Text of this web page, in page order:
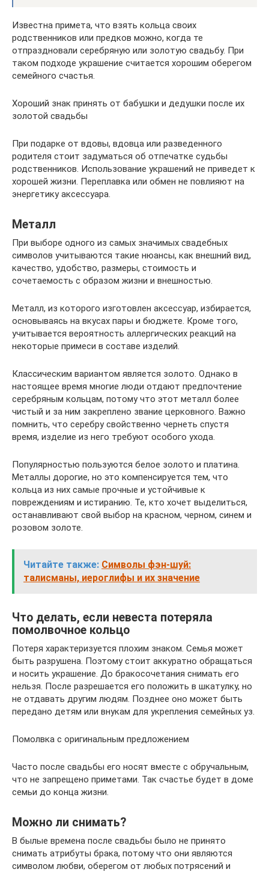
Известна примета, что взять кольца своих
родственников или предков можно, когда те
отпраздновали серебряную или золотую свадьбу. При
таком подходе украшение считается хорошим оберегом
семейного счастья.
Хороший знак принять от бабушки и дедушки после их
золотой свадьбы
При подарке от вдовы, вдовца или разведенного
родителя стоит задуматься об отпечатке судьбы
родственников. Использование украшений не приведет к
хорошей жизни. Переплавка или обмен не повлияют на
энергетику аксессуара.
Металл
При выборе одного из самых значимых свадебных
символов учитываются такие нюансы, как внешний вид,
качество, удобство, размеры, стоимость и
сочетаемость с образом жизни и внешностью.
Металл, из которого изготовлен аксессуар, избирается,
основываясь на вкусах пары и бюджете. Кроме того,
учитывается вероятность аллергических реакций на
некоторые примеси в составе изделий.
Классическим вариантом является золото. Однако в
настоящее время многие люди отдают предпочтение
серебряным кольцам, потому что этот металл более
чистый и за ним закреплено звание церковного. Важно
помнить, что серебру свойственно чернеть спустя
время, изделие из него требуют особого ухода.
Популярностью пользуются белое золото и платина.
Металлы дорогие, но это компенсируется тем, что
кольца из них самые прочные и устойчивые к
повреждениям и истиранию. Те, кто хочет выделиться,
останавливают свой выбор на красном, черном, синем и
розовом золоте.
Читайте также: Символы фэн-шуй:
талисманы, иероглифы и их значение
Что делать, если невеста потеряла
помолвочное кольцо
Потеря характеризуется плохим знаком. Семья может
быть разрушена. Поэтому стоит аккуратно обращаться
и носить украшение. До бракосочетания снимать его
нельзя. После разрешается его положить в шкатулку, но
не отдавать другим людям. Позднее оно может быть
передано детям или внукам для укрепления семейных уз.
Помолвка с оригинальным предложением
Часто после свадьбы его носят вместе с обручальным,
что не запрещено приметами. Так счастье будет в доме
семьи до конца жизни.
Можно ли снимать?
В былые времена после свадьбы было не принято
снимать атрибуты брака, потому что они являются
символом любви, оберегом от любых потрясений и